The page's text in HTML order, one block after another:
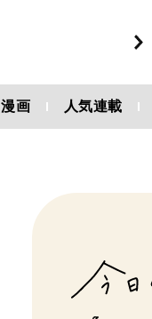
漫画 人気連載